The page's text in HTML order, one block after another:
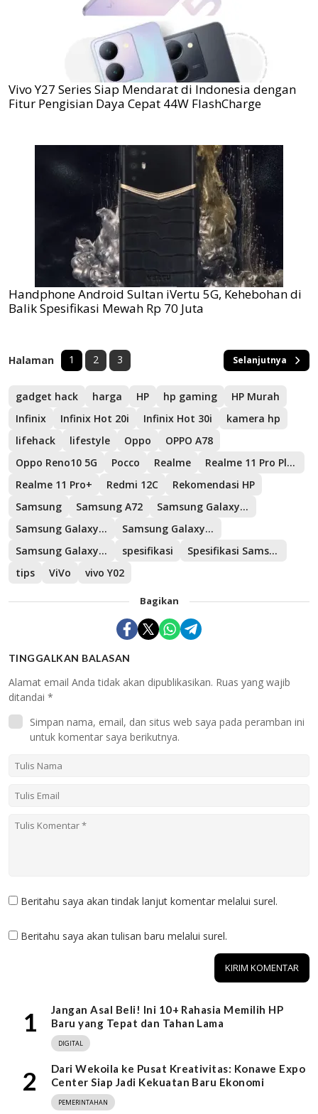
Vivo Y27 Series Siap Mendarat di Indonesia dengan
Fitur Pengisian Daya Cepat 44W FlashCharge
Handphone Android Sultan iVertu 5G, Kehebohan di
Balik Spesifikasi Mewah Rp 70 Juta
Halaman 1 2 3 Selanjutnya
gadget hack harga HP hp gaming
HP Murah
Infinix
Infinix Hot 20i Infinix Hot 30i
kamera hp
lifehack
lifestyle Oppo
OPPO A78
Oppo Reno10 5G
Pocco Realme
Realme 11 Pro Plus
Realme 11 Pro+
Redmi 12C
Rekomendasi HP
Samsung
Samsung A72
Samsung Galaxy A04
Samsung Galaxy A23
Samsung Galaxy M34 5G
Samsung Galaxy S21 FE 5G
spesifikasi
Spesifikasi Samsung Galaxy S21 FE 5G
tips
ViVo vivo Y02
Bagikan
TINGGALKAN BALASAN
Alamat email Anda tidak akan dipublikasikan. Ruas yang wajib
ditandai *
Simpan nama, email, dan situs web saya pada peramban ini
untuk komentar saya berikutnya.
Beritahu saya akan tindak lanjut komentar melalui surel.
Beritahu saya akan tulisan baru melalui surel.
1
Jangan Asal Beli! Ini 10+ Rahasia Memilih HP
Baru yang Tepat dan Tahan Lama
DIGITAL
2
Dari Wekoila ke Pusat Kreativitas: Konawe Expo
Center Siap Jadi Kekuatan Baru Ekonomi
PEMERINTAHAN